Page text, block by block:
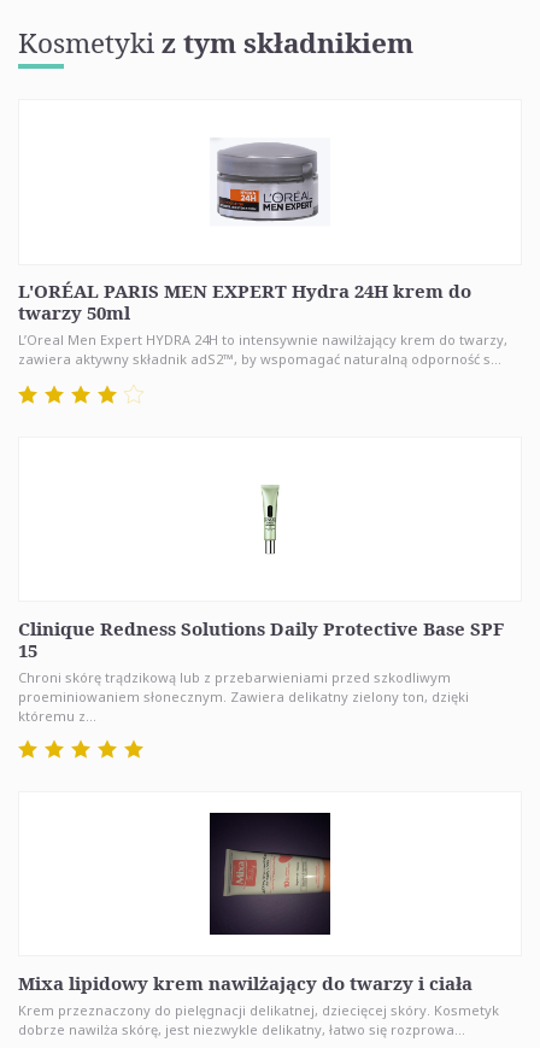
Kosmetykiz tym składnikiem
L'ORÉAL PARIS MEN EXPERT Hydra 24H krem do
twarzy 50ml
L’Oreal Men Expert HYDRA 24H to intensywnie nawilżający krem do twarzy,
zawiera aktywny składnik adS2™, by wspomagać naturalną odporność s...
Clinique Redness Solutions Daily Protective Base SPF
15
Chroni skórę trądzikową lub z przebarwieniami przed szkodliwym
proeminiowaniem słonecznym. Zawiera delikatny zielony ton, dzięki
któremu z...
Mixa lipidowy krem nawilżający do twarzy i ciała
Krem przeznaczony do pielęgnacji delikatnej, dziecięcej skóry. Kosmetyk
dobrze nawilża skórę, jest niezwykle delikatny, łatwo się rozprowa...